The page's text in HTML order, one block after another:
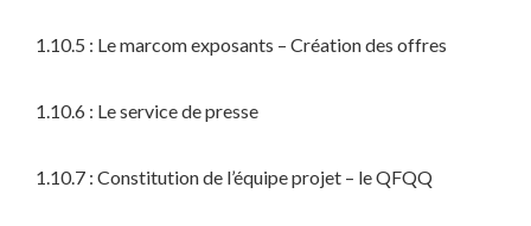
1.10.5 : Le marcom exposants – Création des offres
1.10.6 : Le service de presse
1.10.7 : Constitution de l’équipe projet – le QFQQ